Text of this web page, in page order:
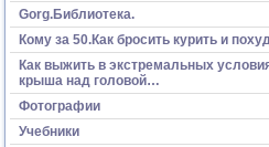
Gorg.Библиотека.
Кому за 50.Как бросить курить и
Как выжить в экстремальных
крыша над головой…
Фотографии
Учебники